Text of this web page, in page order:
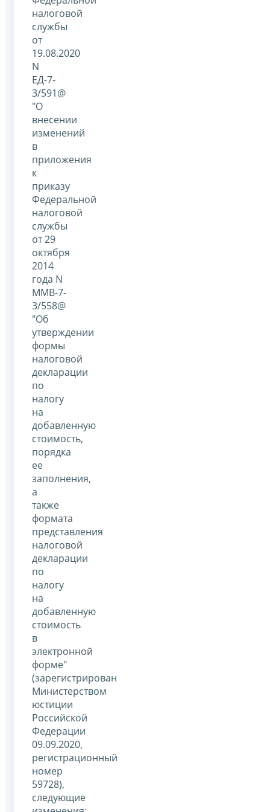
налоговой
службы
от
19.08.2020
N
ЕД-7-
3/591@
"О
внесении
изменений
в
приложения
к
приказу
Федеральной
налоговой
службы
от 29
октября
2014
года N
ММВ-7-
3/558@
"Об
утверждении
формы
налоговой
декларации
по
налогу
на
добавленную
стоимость,
порядка
ее
заполнения,
а
также
формата
представления
налоговой
декларации
по
налогу
на
добавленную
стоимость
в
электронной
форме"
(зарегистрирован
Министерством
юстиции
Российской
Федерации
09.09.2020,
регистрационный
номер
59728),
следующие